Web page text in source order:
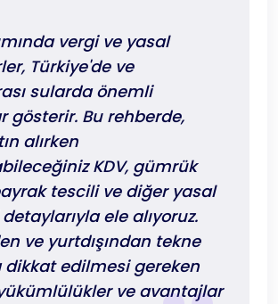
vergi ve yasal
Türkiye'de ve
sularda önemli
gösterir. Bu rehberde,
alırken
KDV, gümrük
tescili ve diğer yasal
ele alıyoruz.
ve yurtdışından tekne
dikkat edilmesi gereken
ve avantajlar